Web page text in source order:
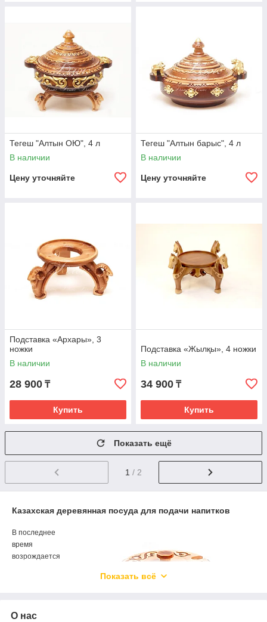
Тегеш "Алтын ОЮ", 4 л
В наличии
Цену уточняйте
Тегеш "Алтын барыс", 4 л
В наличии
Цену уточняйте
Подставка «Архары», 3
ножки
В наличии
28 900 ₸
Купить
Подставка «Жылқы», 4 ножки
В наличии
34 900 ₸
Купить
Показать ещё
1 / 2
Казахская деревянная посуда для подачи напитков
В последнее
время
возрождается
посуде. Отрадно,
Показать всё
О нас